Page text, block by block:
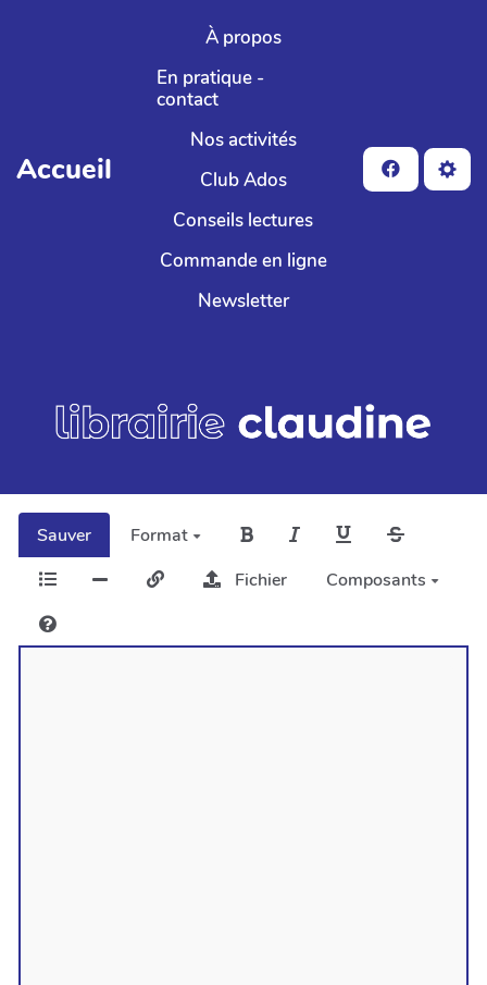
Aller au contenu principal
Accueil
À propos
En pratique -
contact
Nos activités
Club Ados
Conseils lectures
Commande en ligne
Newsletter
Sauver
Format
Fichier
Composants